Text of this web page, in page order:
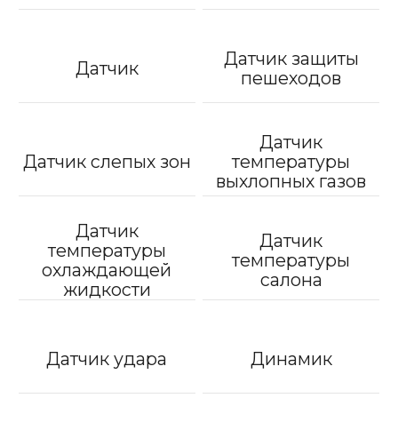
Датчик
Датчик защиты
пешеходов
Датчик слепых зон
Датчик
температуры
выхлопных газов
Датчик
температуры
охлаждающей
жидкости
Датчик
температуры
салона
Датчик удара Динамик